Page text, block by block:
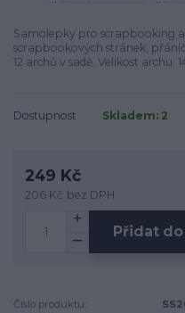
Samolepky pro scrapbooking
scrapbookových stránek,
12 archů v sadě. Velikost archu:
Dostupnost Skladem: 2
249 Kč
206 Kč bez DPH
Přidat
Číslo produktu: